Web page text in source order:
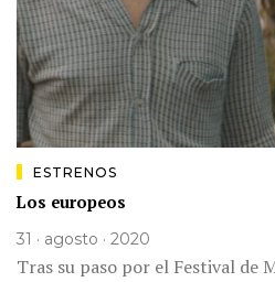
ESTRENOS
Los europeos
31 · agosto · 2020
Tras su paso por el Festival de